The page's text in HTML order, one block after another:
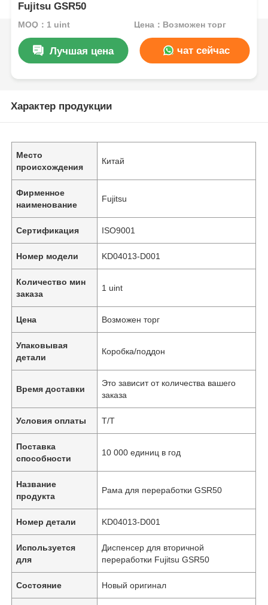
Fujitsu GSR50
MOQ：1 uint Цена：Возможен торг
Лучшая цена чат сейчас
Характер продукции
Место
происхождения
Китай
Фирменное
наименование
Fujitsu
Сертификация ISO9001
Номер модели KD04013-D001
Количество мин
заказа
1 uint
Цена Возможен торг
Упаковывая
детали
Коробка/поддон
Время доставки
Это зависит от количества вашего
заказа
Условия оплаты Т/Т
Поставка
способности
10 000 единиц в год
Название
продукта
Рама для переработки GSR50
Номер детали KD04013-D001
Используется
для
Диспенсер для вторичной
переработки Fujitsu GSR50
Состояние Новый оригинал